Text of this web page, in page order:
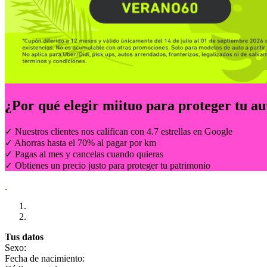
¿Por qué elegir miituo para proteger tu
✓ Nuestros clientes nos califican con 4.7 estrellas en Google
✓ Ahorras hasta el 70% al pagar por km
✓ Pagas al mes y cancelas cuando quieras
✓ Obtienes un precio justo para proteger tu patrimonio
Tus datos
Sexo:
Fecha de nacimiento: